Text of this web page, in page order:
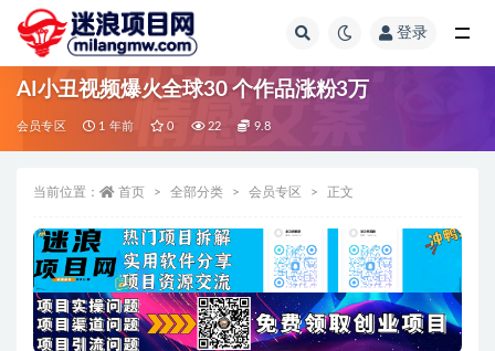
登录
AI小丑视频爆火全球30 个作品涨粉3万
会员专区 1 年前 0 22 9.8
当前位置： 首页 全部分类 会员专区 正文
全部